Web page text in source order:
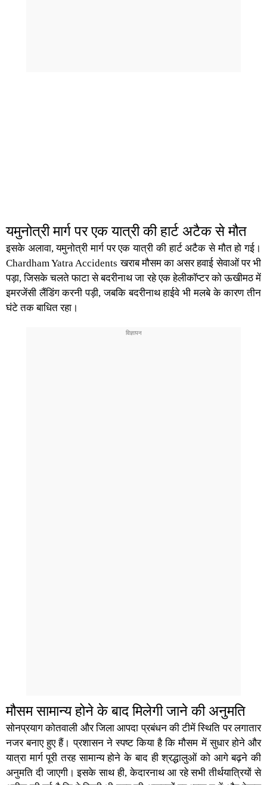
यमुनोत्री मार्ग पर एक यात्री की हार्ट अटैक से मौत
इसके अलावा, यमुनोत्री मार्ग पर एक यात्री की हार्ट अटैक से मौत हो गई।
Chardham Yatra Accidents खराब मौसम का असर हवाई सेवाओं पर भी
पड़ा, जिसके चलते फाटा से बदरीनाथ जा रहे एक हेलीकॉप्टर को ऊखीमठ में
इमरजेंसी लैंडिंग करनी पड़ी, जबकि बदरीनाथ हाईवे भी मलबे के कारण तीन
घंटे तक बाधित रहा।
मौसम सामान्य होने के बाद मिलेगी जाने की अनुमति
सोनप्रयाग कोतवाली और जिला आपदा प्रबंधन की टीमें स्थिति पर लगातार
नजर बनाए हुए हैं। प्रशासन ने स्पष्ट किया है कि मौसम में सुधार होने और
यात्रा मार्ग पूरी तरह सामान्य होने के बाद ही श्रद्धालुओं को आगे बढ़ने की
अनुमति दी जाएगी। इसके साथ ही, केदारनाथ आ रहे सभी तीर्थयात्रियों से